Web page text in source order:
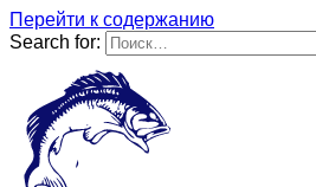
Перейти к содержанию
Search for: